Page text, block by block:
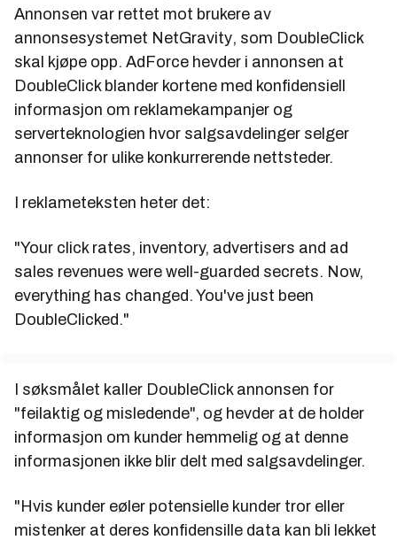
Annonsen var rettet mot brukere av
annonsesystemet NetGravity, som DoubleClick
skal kjøpe opp. AdForce hevder i annonsen at
DoubleClick blander kortene med konfidensiell
informasjon om reklamekampanjer og
serverteknologien hvor salgsavdelinger selger
annonser for ulike konkurrerende nettsteder.
I reklameteksten heter det:
"Your click rates, inventory, advertisers and ad
sales revenues were well-guarded secrets. Now,
everything has changed. You've just been
DoubleClicked."
I søksmålet kaller DoubleClick annonsen for
"feilaktig og misledende", og hevder at de holder
informasjon om kunder hemmelig og at denne
informasjonen ikke blir delt med salgsavdelinger.
"Hvis kunder eøler potensielle kunder tror eller
mistenker at deres konfidensille data kan bli lekket